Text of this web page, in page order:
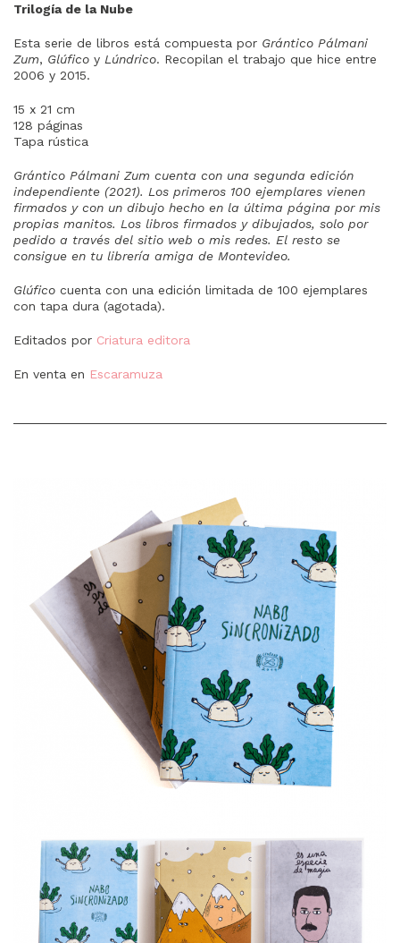
Trilogía de la Nube
Esta serie de libros está compuesta por Grántico Pálmani
Zum, Glúfico y Lúndrico. Recopilan el trabajo que hice entre
2006 y 2015.
15 x 21 cm
128 páginas
Tapa rústica
Grántico Pálmani Zum cuenta con una segunda edición
independiente (2021). Los primeros 100 ejemplares vienen
firmados y con un dibujo hecho en la última página por mis
propias manitos. Los libros firmados y dibujados, solo por
pedido a través del sitio web o mis redes. El resto se
consigue en tu librería amiga de Montevideo.
Glúfico cuenta con una edición limitada de 100 ejemplares
con tapa dura (agotada).
Editados por Criatura editora
En venta en Escaramuza